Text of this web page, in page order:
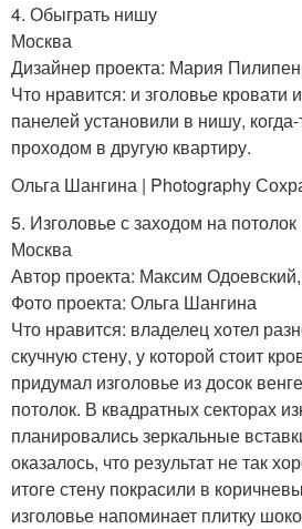
4. Обыграть нишу
Москва
Дизайнер проекта: Мария
Что нравится: и зголовье кровати
панелей установили в нишу,
проходом в другую квартиру.
Ольга Шангина | Photography
5. Изголовье с заходом на потолок
Москва
Автор проекта: Максим
Фото проекта: Ольга Шангина
Что нравится: владелец хотел
скучную стену, у которой стоит
придумал изголовье из досок
потолок. В квадратных секторах
планировались зеркальные
оказалось, что результат не так
итоге стену покрасили в
изголовье напоминает плитку